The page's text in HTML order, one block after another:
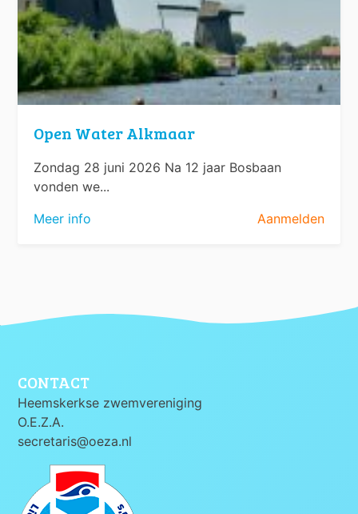
Open Water Alkmaar
Zondag 28 juni 2026 Na 12 jaar Bosbaan
vonden we...
Meer info
Aanmelden
CONTACT
Heemskerkse zwemvereniging
O.E.Z.A.
secretaris@oeza.nl